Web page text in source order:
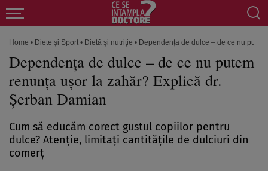
Home • Diete și Sport • Dietă și nutriție • Dependența de dulce – de ce nu
Dependența de dulce – de ce nu putem
renunța ușor la zahăr? Explică dr.
Șerban Damian
Cum să educăm corect gustul copiilor pentru
dulce? Atenție, limitați cantitățile de dulciuri din
comerț